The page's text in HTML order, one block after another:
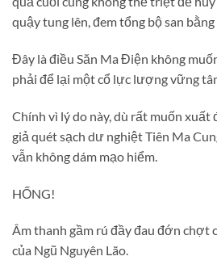
quậy tung lên, đem tổng bộ san
Đây là điều Săn Ma Điện không
phải để lại một cổ lực lượng vững
Chính vì lý do này, dù rất muốn
giả quét sạch dư nghiệt Tiên Ma
vẫn không dám mạo hiểm.
HỐNG!
Âm thanh gầm rú đầy đau đớn chợt
của Ngũ Nguyên Lão.